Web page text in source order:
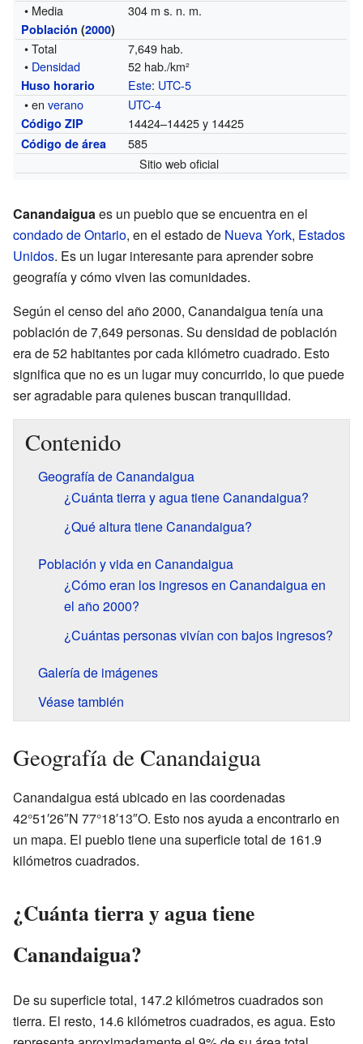
• Media 304 m s. n. m.
Población (2000)
• Total
7,649 hab.
• Densidad 52 hab./km²
Huso horario Este: UTC-5
• enverano UTC-4
Código ZIP 14424–14425 y 14425
Código de área
585
Sitio web oficial
Canandaiguaes un pueblo que se encuentra en el
condado de Ontario, en el estado de Nueva York, Estados
Unidos. Es un lugar interesante para aprender sobre
geografía y cómo viven las comunidades.
Según el censo del año 2000, Canandaigua tenía una
población de 7,649 personas. Su densidad de población
era de 52 habitantes por cada kilómetro cuadrado. Esto
significa que no es un lugar muy concurrido, lo que puede
ser agradable para quienes buscan tranquilidad.
Contenido
Geografía de Canandaigua
¿Cuánta tierra y agua tiene Canandaigua?
¿Qué altura tiene Canandaigua?
Población y vida en Canandaigua
¿Cómo eran los ingresos en Canandaigua en
el año 2000?
¿Cuántas personas vivían con bajos ingresos?
Galería de imágenes
Véase también
Geografía de Canandaigua
Canandaigua está ubicado en las coordenadas
42°51′26″N 77°18′13″O. Esto nos ayuda a encontrarlo en
un mapa. El pueblo tiene una superficie total de 161.9
kilómetros cuadrados.
¿Cuánta tierra y agua tiene
Canandaigua?
De su superficie total, 147.2 kilómetros cuadrados son
tierra. El resto, 14.6 kilómetros cuadrados, es agua. Esto